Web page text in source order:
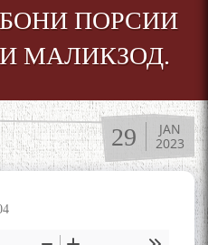
ПОРСИИ
МАЛИКЗОД.
29
JAN
2023